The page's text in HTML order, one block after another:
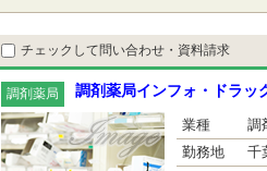
チェックして問い合わせ・資料請求
調剤薬局 調剤薬局インフォ・ドラッ
業種
調
勤務地
千